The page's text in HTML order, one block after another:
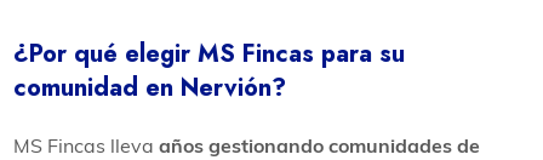
¿Por qué elegir MS Fincas para su
comunidad en Nervión?
MS Fincas llevaaños gestionando comunidades de